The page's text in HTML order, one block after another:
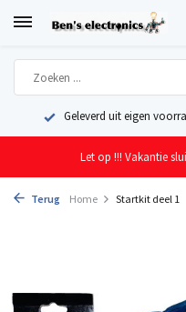
Geleverd uit eigen
Let op !!! Vakantie
Terug Home Startkit deel 1